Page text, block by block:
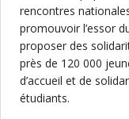
rencontres
promouvoir l’essor
proposer des
près de 120 000
d’accueil et de
étudiants.